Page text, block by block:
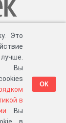
Блог.Суть проекта
. ЧаВО. Сборка 111.35
Это
Вы
в
. Вы
ОК